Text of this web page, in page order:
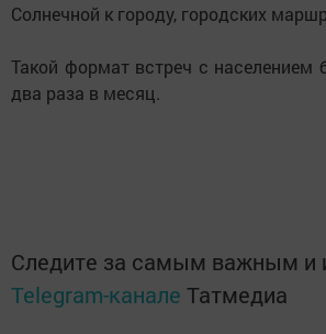
Солнечной к городу, городских
Такой формат встреч с населением
два раза в месяц.
Следите за самым важным и
Telegram-канале Татмедиа